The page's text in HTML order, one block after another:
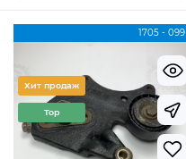
1705 - 099
Хит продаж
Top